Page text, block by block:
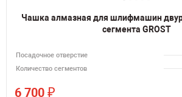
Чашка алмазная для шлифмашин
сегмента GROST
Посадочное отверстие
Количество сегментов
6 700 ₽